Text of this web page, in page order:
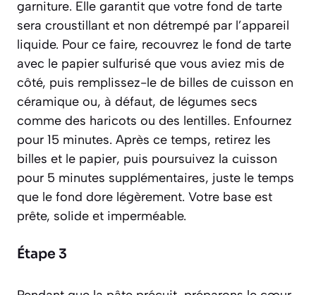
garniture. Elle garantit que votre fond de tarte
sera croustillant et non détrempé par l’appareil
liquide. Pour ce faire, recouvrez le fond de tarte
avec le papier sulfurisé que vous aviez mis de
côté, puis remplissez-le de billes de cuisson en
céramique ou, à défaut, de légumes secs
comme des haricots ou des lentilles. Enfournez
pour 15 minutes. Après ce temps, retirez les
billes et le papier, puis poursuivez la cuisson
pour 5 minutes supplémentaires, juste le temps
que le fond dore légèrement. Votre base est
prête, solide et imperméable.
Étape 3